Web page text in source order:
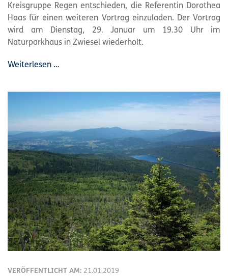
Kreisgruppe Regen entschieden, die Referentin Dorothea
Haas für einen weiteren Vortrag einzuladen. Der Vortrag
wird am Dienstag, 29. Januar um 19.30 Uhr im
Naturparkhaus in Zwiesel wiederholt.
Weiterlesen …
VERÖFFENTLICHT AM: 21.01.2019